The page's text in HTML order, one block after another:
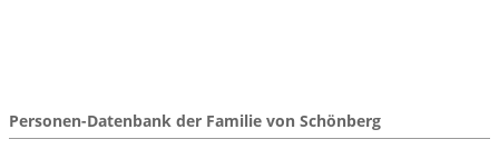
Personen-Datenbank der Familie von Schönberg